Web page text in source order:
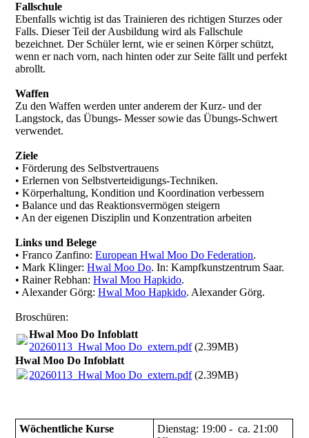
Fallschule
Ebenfalls wichtig ist das Trainieren des richtigen Sturzes oder
Falls. Dieser Teil der Ausbildung wird als Fallschule
bezeichnet. Der Schüler lernt, wie er seinen Körper schützt,
wenn er nach vorn, nach hinten oder zur Seite fällt und perfekt
abrollt.
Waffen
Zu den Waffen werden unter anderem der Kurz- und der
Langstock, das Übungs- Messer sowie das Übungs-Schwert
verwendet.
Ziele
• Förderung des Selbstvertrauens
• Erlernen von Selbstverteidigungs-Techniken.
• Körperhaltung, Kondition und Koordination verbessern
• Balance und das Reaktionsvermögen steigern
• An der eigenen Disziplin und Konzentration arbeiten
Links und Belege
• Franco Zanfino:European Hwal Moo Do Federation.
• Mark Klinger:Hwal Moo Do. In: Kampfkunstzentrum Saar.
• Rainer Rebhan:Hwal Moo Hapkido.
• Alexander Görg:Hwal Moo Hapkido. Alexander Görg.
Broschüren:
Hwal Moo Do Infoblatt
20260113_Hwal Moo Do_extern.pdf(2.39MB)
Hwal Moo Do Infoblatt
20260113_Hwal Moo Do_extern.pdf(2.39MB)
Wöchentliche Kurse
Dienstag: 19:00 - ca. 21:00